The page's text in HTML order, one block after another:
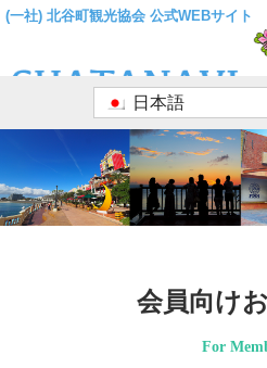
(一社) 北谷町観光協会 公式WEBサイト
日本語
会員向け
For